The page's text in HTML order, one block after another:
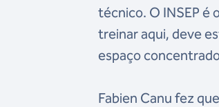
técnico. O INSEP é
treinar aqui, deve
espaço
Fabien Canu fez